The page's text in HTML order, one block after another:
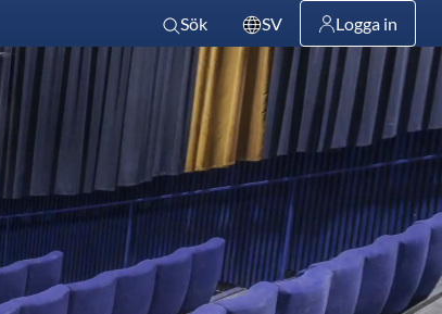
Sök SV Logga in